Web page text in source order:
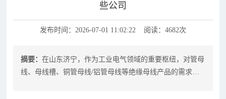
些公司
发布时间：2026-07-01 11:02:22 阅读：4682次
摘要：在山东济宁，作为工业电气领域的重要枢纽，对管母
线、母线槽、铜管母线/铝管母线等绝缘母线产品的需求持